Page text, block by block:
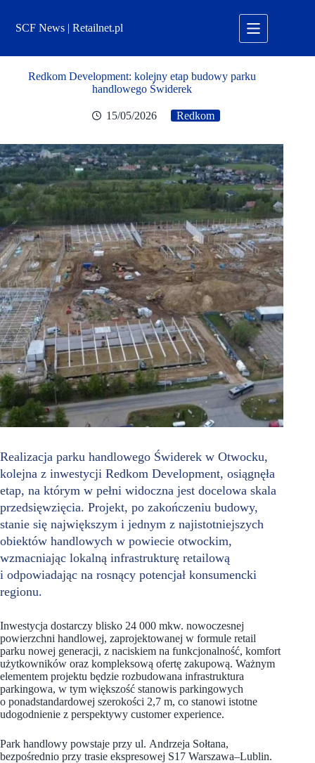
treściSCF News | Retailnet.pl
Redkom Development: kolejny etap budowy parku
handlowego Świderek
15/05/2026 Redkom
Realizacja parku handlowego Świderek w Otwocku,
kolejna z inwestycji Redkom Development, osiągnęła
etap, na którym w pełni widoczna jest docelowa skala
przedsięwzięcia. Projekt, po zakończeniu budowy,
stanie się największym i jednym z najistotniejszych
obiektów handlowych w powiecie otwockim,
wzmacniając lokalną infrastrukturę retailową
i odpowiadając na rosnący potencjał konsumencki
regionu.
Inwestycja dostarczy blisko 24 000 mkw. nowoczesnej
powierzchni handlowej, zaprojektowanej w formule retail
parku nowej generacji, z naciskiem na funkcjonalność, komfort
użytkowników oraz kompleksową ofertę zakupową. Ważnym
elementem projektu będzie rozbudowana infrastruktura
parkingowa, w tym większość stanowis parkingowych
o ponadstandardowej szerokości 2,7 m, co stanowi istotne
udogodnienie z perspektywy customer experience.
Park handlowy powstaje przy ul. Andrzeja Sołtana,
bezpośrednio przy trasie ekspresowej S17 Warszawa–Lublin.